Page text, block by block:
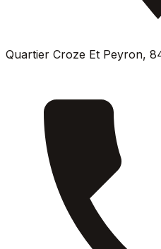
Quartier Croze Et Peyron,